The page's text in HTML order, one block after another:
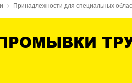
Принадлежности для специальных
ПРОМЫВКИ